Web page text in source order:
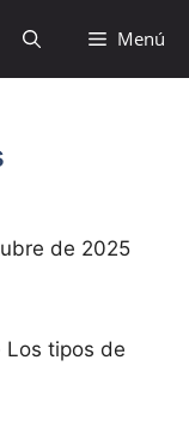
Menú
de 2025
Los tipos de